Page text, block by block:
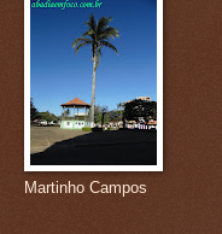
Martinho Campos